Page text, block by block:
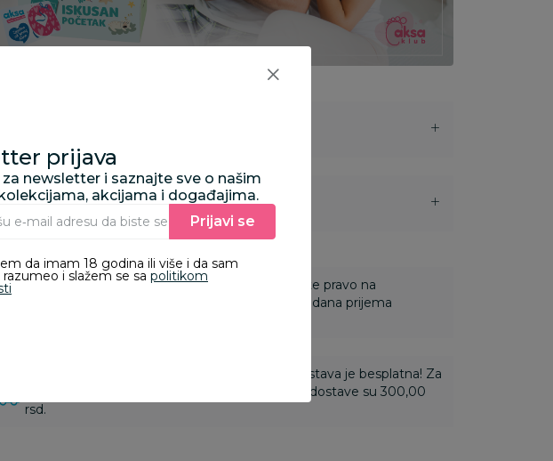
u prodavnici
Kupovina bez rizika: Za online porudžbine imate pravo na
odustajanje od kupovine u roku od 14 dana od dana prijema
Za porudžbine vrednosti 3.500,00 rsd i više dostava je besplatna! Za
porudžbine vrednosti do 3.499,99 rsd troškovi dostave su 300,00
rsd.
prijava
newsletter i saznajte sve o našim
akcijama i događajima.
Unesite Vašu e‑mail adresu da biste se prijavili na newsletter.
Prijavi se
da imam 18 godina ili više i da sam
i slažem se sa politikom